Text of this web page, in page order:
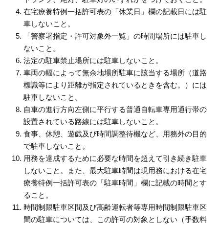
在宅療養特例一括許可表の「休業日」欄の記載日には駐
車しないこと。
「警察署指定・許可対象外一覧」の時間場所には駐車し
ないこと。
法定の駐車禁止場所には駐車しないこと。
車両の幅によって無余地場所駐車に該当する場所（道路
標識等により距離が指定されているときを含む。）には
駐車しないこと。
自車の進行方向左側に平行する普通自転車専用通行帯の
設置されている路線には駐車しないこと。
食事、休憩、遊戯及び時間調整待機など、用務外の目的
で駐車しないこと。
用務を達成するために必要な時間を超えて引き続き駐車
しないこと。また、最大駐車時間は現用務における在宅
療養特例一括許可表の「駐車時間」欄に記載の時間とす
ること。
時間制限駐車区間及び高齢運転者等専用時間制限駐車区
間の駐車については、この許可の対象としない（手数料